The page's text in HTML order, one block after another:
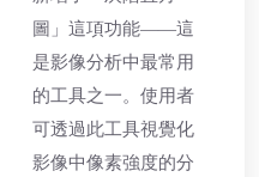
圖」這項功能——這
是影像分析中最常用
的工具之一。使用者
可透過此工具視覺化
影像中像素強度的分